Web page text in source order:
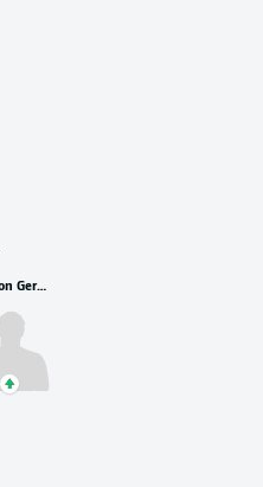
Filimon Gerezgiher